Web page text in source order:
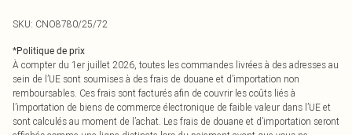
SKU: CNO8780/25/72
*Politique de prix
À compter du 1er juillet 2026, toutes les commandes livrées à des adresses au
sein de l’UE sont soumises à des frais de douane et d’importation non
remboursables. Ces frais sont facturés afin de couvrir les coûts liés à
l’importation de biens de commerce électronique de faible valeur dans l’UE et
sont calculés au moment de l’achat. Les frais de douane et d’importation seront